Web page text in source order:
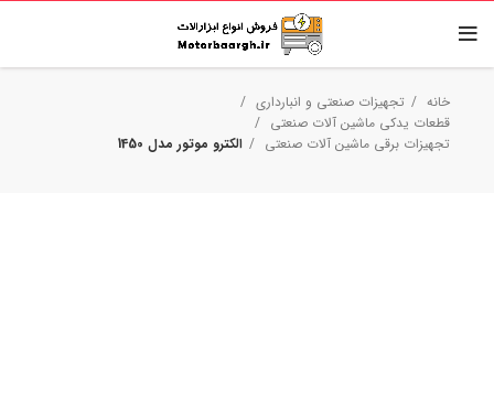
خانه
تجهیزات صنعتی و انبارداری
قطعات یدکی ماشین آلات صنعتی
تجهیزات برقی ماشین آلات صنعتی
الکترو موتور مدل 1450